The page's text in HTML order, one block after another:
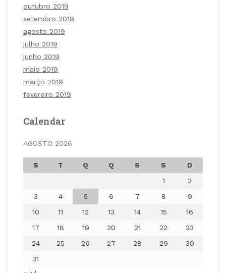
outubro 2019
setembro 2019
agosto 2019
julho 2019
junho 2019
maio 2019
março 2019
fevereiro 2019
Calendar
AGOSTO 2026
S T Q Q S S
D
1
2
3
4 5 6 7 8
9
10
11 12 13 14 15
16
17
18 19 20 21 22
23
24
25 26 27 28 29
30
31